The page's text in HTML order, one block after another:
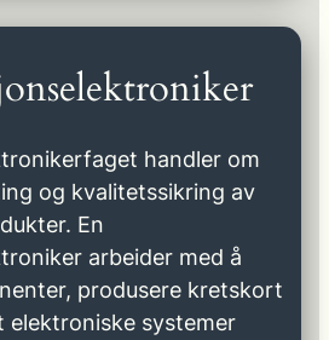
handler om
og kvalitetssikring av
En
arbeider med å
produsere kretskort
elektroniske systemer